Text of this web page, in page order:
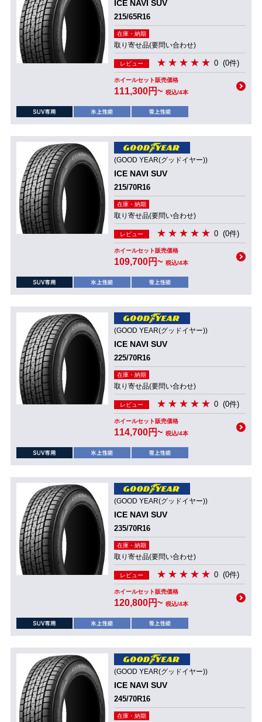
ICE NAVI SUV
215/65R16
在庫・納期
取り寄せ品(要問い合わせ)
レビュー 0 (0件)
ホイールセット販売価格
111,300円~ 税込/4本
(GOOD YEAR(グッドイヤー))
ICE NAVI SUV
215/70R16
在庫・納期
取り寄せ品(要問い合わせ)
レビュー 0 (0件)
ホイールセット販売価格
109,700円~ 税込/4本
(GOOD YEAR(グッドイヤー))
ICE NAVI SUV
225/70R16
在庫・納期
取り寄せ品(要問い合わせ)
レビュー 0 (0件)
ホイールセット販売価格
114,700円~ 税込/4本
(GOOD YEAR(グッドイヤー))
ICE NAVI SUV
235/70R16
在庫・納期
取り寄せ品(要問い合わせ)
レビュー 0 (0件)
ホイールセット販売価格
120,800円~ 税込/4本
(GOOD YEAR(グッドイヤー))
ICE NAVI SUV
245/70R16
在庫・納期